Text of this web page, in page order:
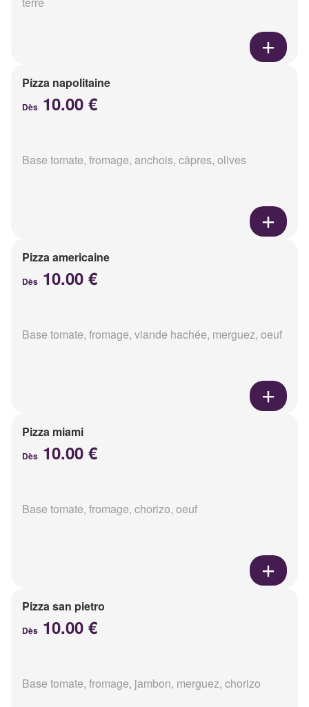
Pizza napolitaine
Dès 10.00 €
Base tomate, fromage, anchois, câpres, olives
Pizza americaine
Dès 10.00 €
Base tomate, fromage, viande hachée, merguez, oeuf
Pizza miami
Dès 10.00 €
Base tomate, fromage, chorizo, oeuf
Pizza san pietro
Dès 10.00 €
Base tomate, fromage, jambon, merguez, chorizo